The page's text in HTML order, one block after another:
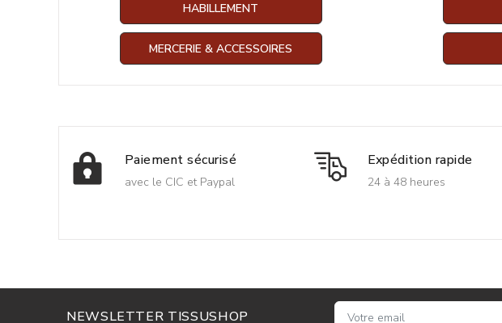
HABILLEMENT
MERCERIE & ACCESSOIRES
Paiement sécurisé
avec le CIC et Paypal
Expédition rapide
24 à 48 heures
NEWSLETTER TISSUSHOP